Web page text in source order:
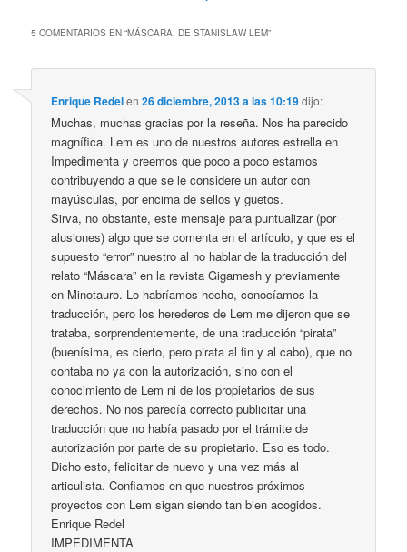
5 COMENTARIOS EN “MÁSCARA, DE STANISLAW LEM”
Enrique Redelen26 diciembre, 2013 a las 10:19dijo:
Muchas, muchas gracias por la reseña. Nos ha parecido
magnífica. Lem es uno de nuestros autores estrella en
Impedimenta y creemos que poco a poco estamos
contribuyendo a que se le considere un autor con
mayúsculas, por encima de sellos y guetos.
Sirva, no obstante, este mensaje para puntualizar (por
alusiones) algo que se comenta en el artículo, y que es el
supuesto “error” nuestro al no hablar de la traducción del
relato “Máscara” en la revista Gigamesh y previamente
en Minotauro. Lo habríamos hecho, conocíamos la
traducción, pero los herederos de Lem me dijeron que se
trataba, sorprendentemente, de una traducción “pirata”
(buenísima, es cierto, pero pirata al fin y al cabo), que no
contaba no ya con la autorización, sino con el
conocimiento de Lem ni de los propietarios de sus
derechos. No nos parecía correcto publicitar una
traducción que no había pasado por el trámite de
autorización por parte de su propietario. Eso es todo.
Dicho esto, felicitar de nuevo y una vez más al
articulista. Confiamos en que nuestros próximos
proyectos con Lem sigan siendo tan bien acogidos.
Enrique Redel
IMPEDIMENTA